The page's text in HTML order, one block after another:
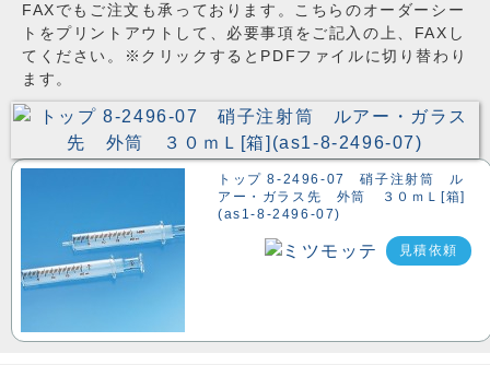
FAXでもご注文も承っております。こちらのオーダーシー
トをプリントアウトして、必要事項をご記入の上、FAXし
てください。※クリックするとPDFファイルに切り替わり
ます。
トップ 8-2496-07 硝子注射筒 ル
アー・ガラス先 外筒 ３０ｍＬ[箱]
(as1-8-2496-07)
見積依頼